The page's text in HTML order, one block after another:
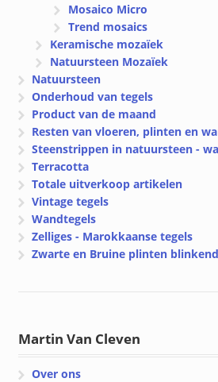
Mosaico Micro
Trend mosaics
Keramische mozaïek
Natuursteen Mozaïek
Natuursteen
Onderhoud van tegels
Product van de maand
Resten van vloeren, plinten en
Steenstrippen in natuursteen -
Terracotta
Totale uitverkoop artikelen
Vintage tegels
Wandtegels
Zelliges - Marokkaanse tegels
Zwarte en Bruine plinten blinkend
Martin Van Cleven
Over ons